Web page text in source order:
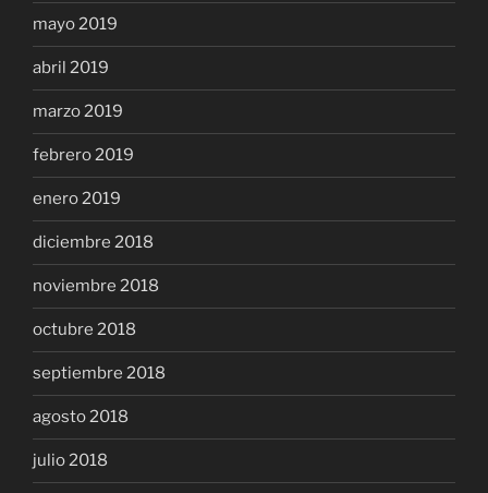
mayo 2019
abril 2019
marzo 2019
febrero 2019
enero 2019
diciembre 2018
noviembre 2018
octubre 2018
septiembre 2018
agosto 2018
julio 2018